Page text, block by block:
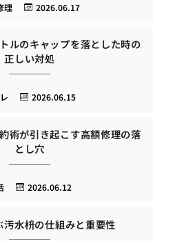
2026.06.17
理
ルのキャップを落とした時の
正しい対処
2026.06.15
術が引き起こす高額修理の落
とし穴
2026.06.12
汚水枡の仕組みと重要性